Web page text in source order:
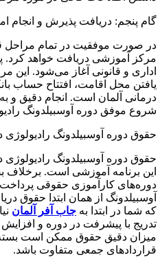
گام پنجم: دریافت پذیرش و انجام
در صورت موفقیت در تمام مراحل
مرکز آموزشی دریافت خواهد کرد.
اداری و قانونی آغاز می‌شود. این
یافتن محل اقامت، افتتاح حساب
درمانی آلمان است. انجام دقیق و
شروع موفق دوره آوسبیلدونگ
حقوق دوره آوسبیلدونگ رادیولوژی
حقوق دوره آوسبیلدونگ
این برنامه آموزشی است. برخلاف
دوره‌های کارآموزی حقوقی پرداخت
آوسبیلدونگ از همان ابتدا حقوق
که شما در ابتدا به جاب آفر آلمان
تدریج با پیشرفت در دوره و
میزان دقیق حقوق ممکن است
قراردادهای جمعی متفاوت باشد.